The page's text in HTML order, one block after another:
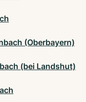
(Oberbayern)
(bei Landshut)